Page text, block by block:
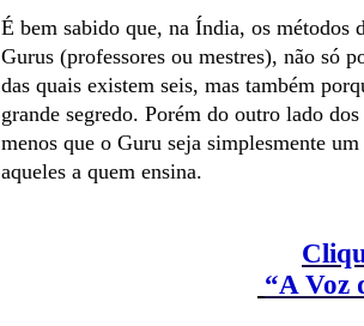
É bem sabido que, na Índia, os
Gurus (professores ou mestres), não só
das quais existem seis, mas também
grande segredo. Porém do outro lado
menos que o Guru seja simplesmente
aqueles a quem ensina.
“A Voz